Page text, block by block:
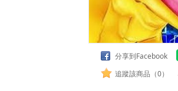
分享到Facebook
追蹤該商品（0）